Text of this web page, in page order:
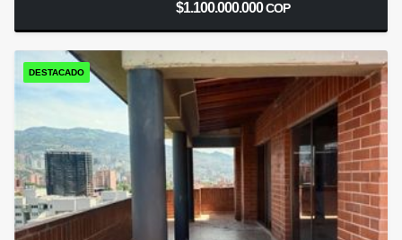
$1.100.000.000COP
DESTACADO